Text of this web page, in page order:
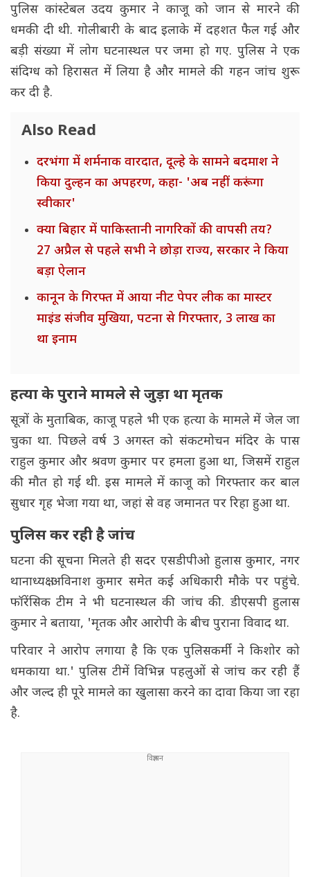
पुलिस कांस्टेबल उदय कुमार ने काजू को जान से मारने की
धमकी दी थी. गोलीबारी के बाद इलाके में दहशत फैल गई और
बड़ी संख्या में लोग घटनास्थल पर जमा हो गए. पुलिस ने एक
संदिग्ध को हिरासत में लिया है और मामले की गहन जांच शुरू
कर दी है.
Also Read
दरभंगा में शर्मनाक वारदात, दूल्हे के सामने बदमाश ने
किया दुल्हन का अपहरण, कहा- 'अब नहीं करूंगा
स्वीकार'
क्या बिहार में पाकिस्तानी नागरिकों की वापसी तय?
27 अप्रैल से पहले सभी ने छोड़ा राज्य, सरकार ने किया
बड़ा ऐलान
कानून के गिरफ्त में आया नीट पेपर लीक का मास्टर
माइंड संजीव मुखिया, पटना से गिरफ्तार, 3 लाख का
था इनाम
हत्या के पुराने मामले से जुड़ा था मृतक
सूत्रों के मुताबिक, काजू पहले भी एक हत्या के मामले में जेल जा
चुका था. पिछले वर्ष 3 अगस्त को संकटमोचन मंदिर के पास
राहुल कुमार और श्रवण कुमार पर हमला हुआ था, जिसमें राहुल
की मौत हो गई थी. इस मामले में काजू को गिरफ्तार कर बाल
सुधार गृह भेजा गया था, जहां से वह जमानत पर रिहा हुआ था.
पुलिस कर रही है जांच
घटना की सूचना मिलते ही सदर एसडीपीओ हुलास कुमार, नगर
थानाध्यक्ष अविनाश कुमार समेत कई अधिकारी मौके पर पहुंचे.
फॉरेंसिक टीम ने भी घटनास्थल की जांच की. डीएसपी हुलास
कुमार ने बताया, 'मृतक और आरोपी के बीच पुराना विवाद था.
परिवार ने आरोप लगाया है कि एक पुलिसकर्मी ने किशोर को
धमकाया था.' पुलिस टीमें विभिन्न पहलुओं से जांच कर रही हैं
और जल्द ही पूरे मामले का खुलासा करने का दावा किया जा रहा
है.